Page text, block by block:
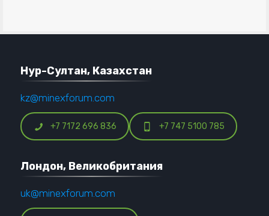
Нур-Султан, Казахстан
kz@minexforum.com
+7 7172 696 836 +7 747 5100 785
Лондон, Великобритания
uk@minexforum.com